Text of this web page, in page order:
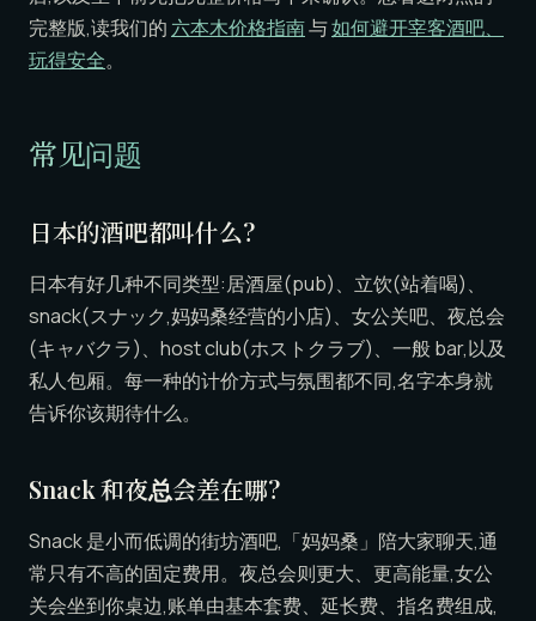
完整版,读我们的 六本木价格指南与如何避开宰客酒吧、
玩得安全。
常见问题
日本的酒吧都叫什么?
日本有好几种不同类型:居酒屋(pub)、立饮(站着喝)、
snack(スナック,妈妈桑经营的小店)、女公关吧、夜总会
(キャバクラ)、host club(ホストクラブ)、一般 bar,以及
私人包厢。每一种的计价方式与氛围都不同,名字本身就
告诉你该期待什么。
Snack 和夜总会差在哪?
Snack 是小而低调的街坊酒吧,「妈妈桑」陪大家聊天,通
常只有不高的固定费用。夜总会则更大、更高能量,女公
关会坐到你桌边,账单由基本套费、延长费、指名费组成,